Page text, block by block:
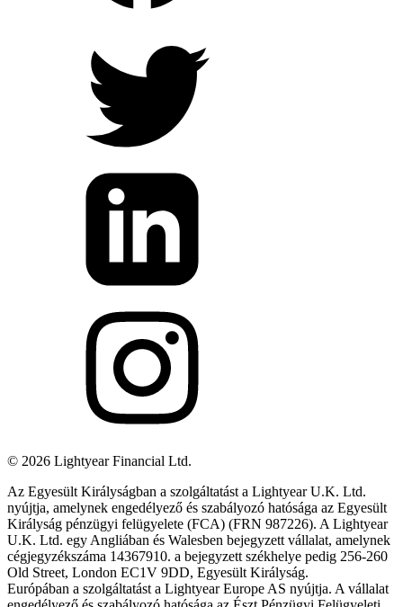
© 2026 Lightyear Financial Ltd.
Az Egyesült Királyságban a szolgáltatást a Lightyear U.K. Ltd.
nyújtja, amelynek engedélyező és szabályozó hatósága az Egyesült
Királyság pénzügyi felügyelete (FCA) (FRN 987226). A Lightyear
U.K. Ltd. egy Angliában és Walesben bejegyzett vállalat, amelynek
cégjegyzékszáma 14367910. a bejegyzett székhelye pedig 256-260
Old Street, London EC1V 9DD, Egyesült Királyság.
Európában a szolgáltatást a Lightyear Europe AS nyújtja. A vállalat